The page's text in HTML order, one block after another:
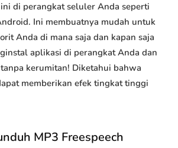
di perangkat seluler Anda seperti
Ini membuatnya mudah untuk
Anda di mana saja dan kapan saja
aplikasi di perangkat Anda dan
kerumitan! Diketahui bahwa
memberikan efek tingkat tinggi
MP3 Freespeech